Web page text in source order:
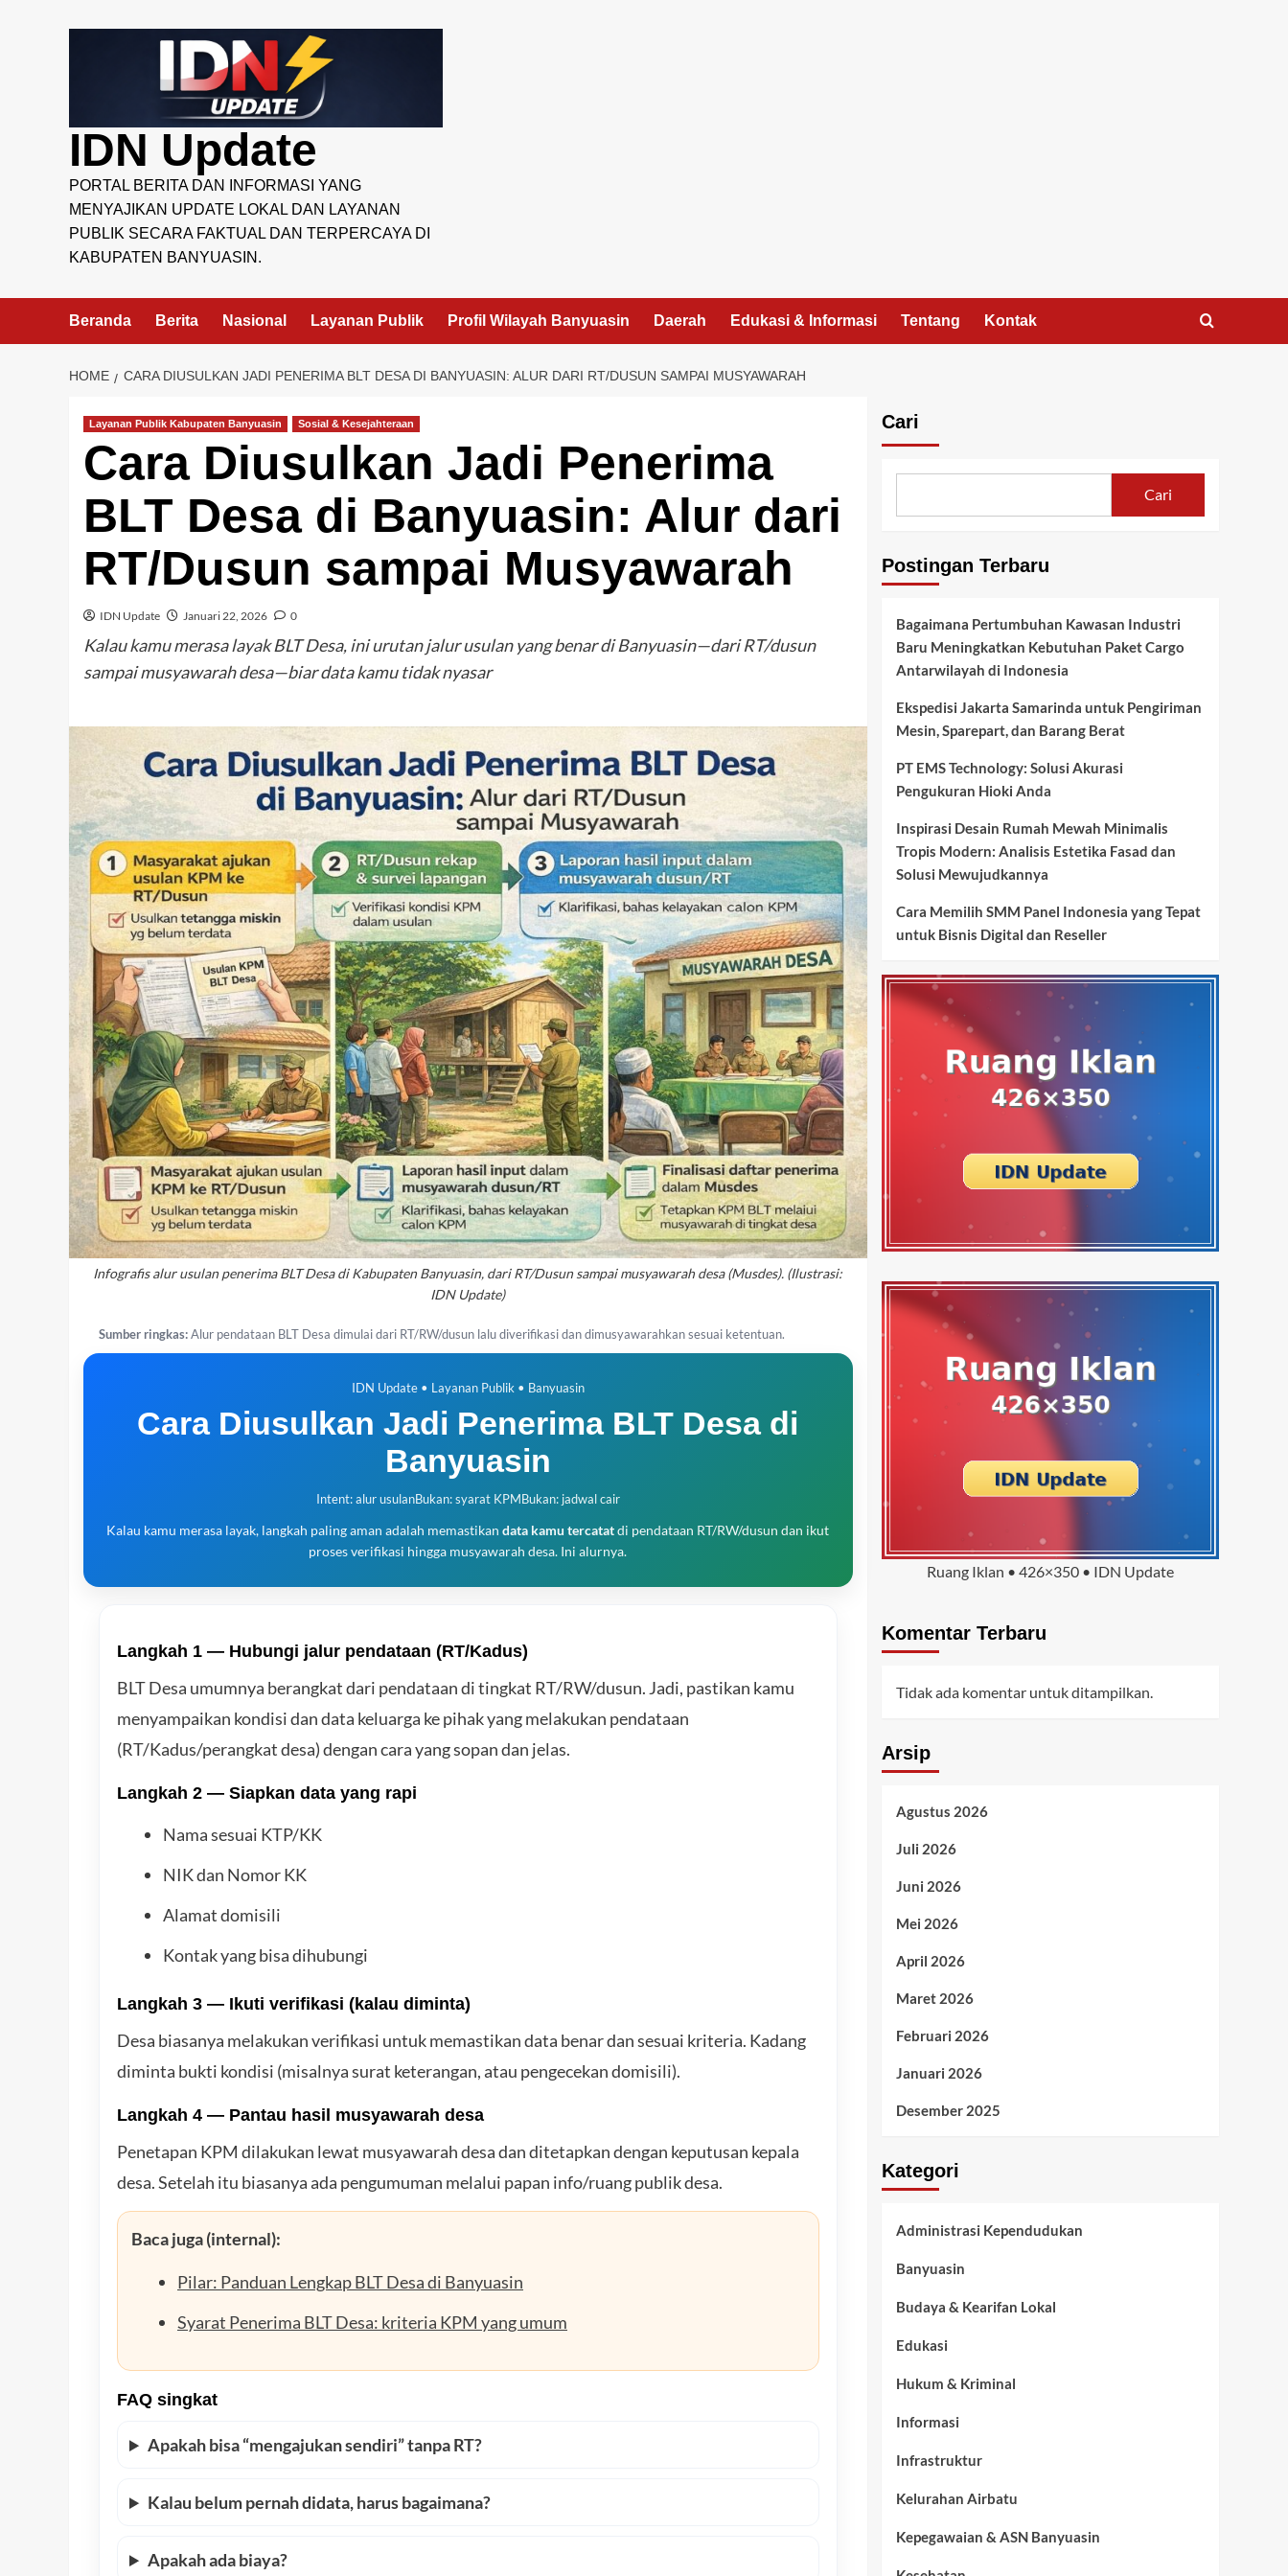
IDN Update
PORTAL BERITA DAN INFORMASI YANG
MENYAJIKAN UPDATE LOKAL DAN LAYANAN
PUBLIK SECARA FAKTUAL DAN TERPERCAYA DI
KABUPATEN BANYUASIN.
Beranda Berita Nasional Layanan Publik Profil Wilayah Banyuasin Daerah Edukasi & Informasi Tentang Kontak
HOME CARA DIUSULKAN JADI PENERIMA BLT DESA DI BANYUASIN: ALUR DARI RT/DUSUN SAMPAI MUSYAWARAH
Layanan Publik Kabupaten Banyuasin Sosial & Kesejahteraan
Cara Diusulkan Jadi Penerima
BLT Desa di Banyuasin: Alur dari
RT/Dusun sampai Musyawarah
IDN Update Januari 22, 2026 0
Kalau kamu merasa layak BLT Desa, ini urutan jalur usulan yang benar di Banyuasin—dari RT/dusun
sampai musyawarah desa—biar data kamu tidak nyasar
Infografis alur usulan penerima BLT Desa di Kabupaten Banyuasin, dari RT/Dusun sampai musyawarah desa (Musdes). (Ilustrasi:
IDN Update)
Sumber ringkas:Alur pendataan BLT Desa dimulai dari RT/RW/dusun lalu diverifikasi dan dimusyawarahkan sesuai ketentuan.
IDN Update • Layanan Publik • Banyuasin
Cara Diusulkan Jadi Penerima BLT Desa di
Banyuasin
Intent: alur usulanBukan: syarat KPMBukan: jadwal cair
Kalau kamu merasa layak, langkah paling aman adalah memastikandata kamu tercatatdi pendataan RT/RW/dusun dan ikut
proses verifikasi hingga musyawarah desa. Ini alurnya.
Langkah 1 — Hubungi jalur pendataan (RT/Kadus)
BLT Desa umumnya berangkat dari pendataan di tingkat RT/RW/dusun. Jadi, pastikan kamu
menyampaikan kondisi dan data keluarga ke pihak yang melakukan pendataan
(RT/Kadus/perangkat desa) dengan cara yang sopan dan jelas.
Langkah 2 — Siapkan data yang rapi
Nama sesuai KTP/KK
NIK dan Nomor KK
Alamat domisili
Kontak yang bisa dihubungi
Langkah 3 — Ikuti verifikasi (kalau diminta)
Desa biasanya melakukan verifikasi untuk memastikan data benar dan sesuai kriteria. Kadang
diminta bukti kondisi (misalnya surat keterangan, atau pengecekan domisili).
Langkah 4 — Pantau hasil musyawarah desa
Penetapan KPM dilakukan lewat musyawarah desa dan ditetapkan dengan keputusan kepala
desa. Setelah itu biasanya ada pengumuman melalui papan info/ruang publik desa.
Baca juga (internal):
Pilar: Panduan Lengkap BLT Desa di Banyuasin
Syarat Penerima BLT Desa: kriteria KPM yang umum
FAQ singkat
Apakah bisa “mengajukan sendiri” tanpa RT?
Kalau belum pernah didata, harus bagaimana?
Apakah ada biaya?
Cari
Cari
Postingan Terbaru
Bagaimana Pertumbuhan Kawasan Industri
Baru Meningkatkan Kebutuhan Paket Cargo
Antarwilayah di Indonesia
Ekspedisi Jakarta Samarinda untuk Pengiriman
Mesin, Sparepart, dan Barang Berat
PT EMS Technology: Solusi Akurasi
Pengukuran Hioki Anda
Inspirasi Desain Rumah Mewah Minimalis
Tropis Modern: Analisis Estetika Fasad dan
Solusi Mewujudkannya
Cara Memilih SMM Panel Indonesia yang Tepat
untuk Bisnis Digital dan Reseller
Ruang Iklan • 426×350 • IDN Update
Komentar Terbaru
Tidak ada komentar untuk ditampilkan.
Arsip
Agustus 2026
Juli 2026
Juni 2026
Mei 2026
April 2026
Maret 2026
Februari 2026
Januari 2026
Desember 2025
Kategori
Administrasi Kependudukan
Banyuasin
Budaya & Kearifan Lokal
Edukasi
Hukum & Kriminal
Informasi
Infrastruktur
Kelurahan Airbatu
Kepegawaian & ASN Banyuasin